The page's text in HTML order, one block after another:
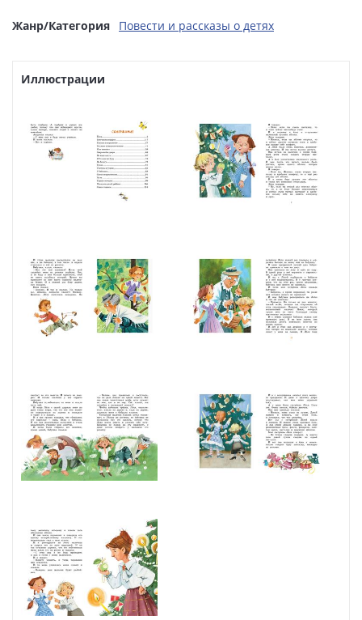
Артикул:
А0000018348
Жанр/Категория Повести и рассказы о детях
Иллюстрации